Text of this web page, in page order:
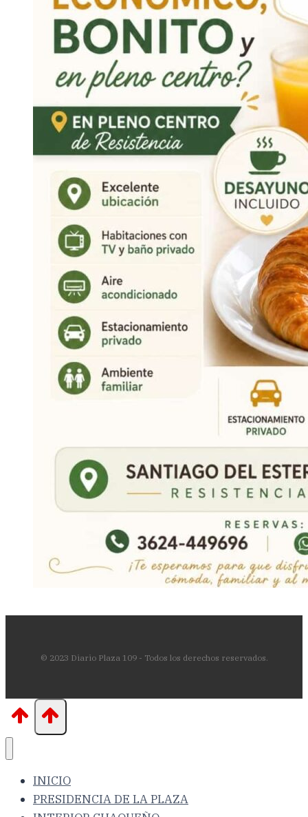
© 2023 Diario Plaza 109 - Todos los derechos reservados.
INICIO
PRESIDENCIA DE LA PLAZA